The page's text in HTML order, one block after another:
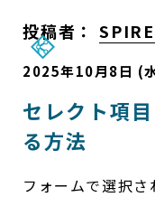
投稿者：
2025年10月8日 (
セレクト項
る方法
フォームで選択